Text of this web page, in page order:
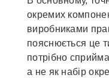
окремих
виробниками
пояснюється це
потрібно
а не як набір